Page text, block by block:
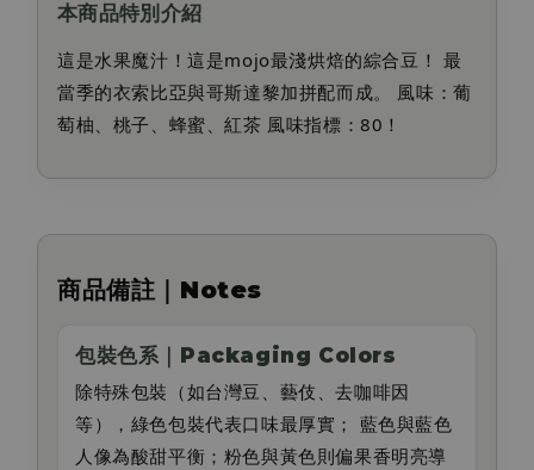
本商品特別介紹
這是水果魔汁！這是mojo最淺烘焙的綜合豆！ 最
當季的衣索比亞與哥斯達黎加拼配而成。 風味：葡
萄柚、桃子、蜂蜜、紅茶 風味指標：80！
商品備註｜Notes
包裝色系｜Packaging Colors
除特殊包裝（如台灣豆、藝伎、去咖啡因
等），綠色包裝代表口味最厚實； 藍色與藍色
人像為酸甜平衡；粉色與黃色則偏果香明亮導